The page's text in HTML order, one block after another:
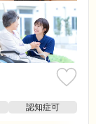
認知症可